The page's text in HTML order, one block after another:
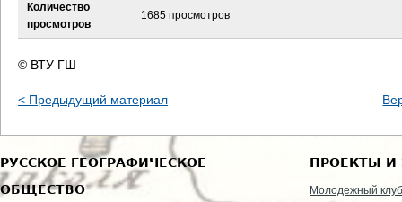
Количество
просмотров
1685 просмотров
© ВТУ ГШ
< Предыдущий материал
РУССКОЕ ГЕОГРАФИЧЕСКОЕ
ОБЩЕСТВО
ПРОЕКТЫ И
Молодежный клуб